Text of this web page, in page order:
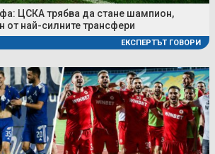
ЦСКА трябва да стане шампион,
от най-силните трансфери
ЕКСПЕРТЪТ ГОВОРИ